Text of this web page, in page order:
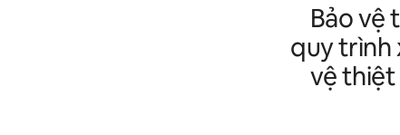
Bảo vệ
quy trình
vệ thiệt